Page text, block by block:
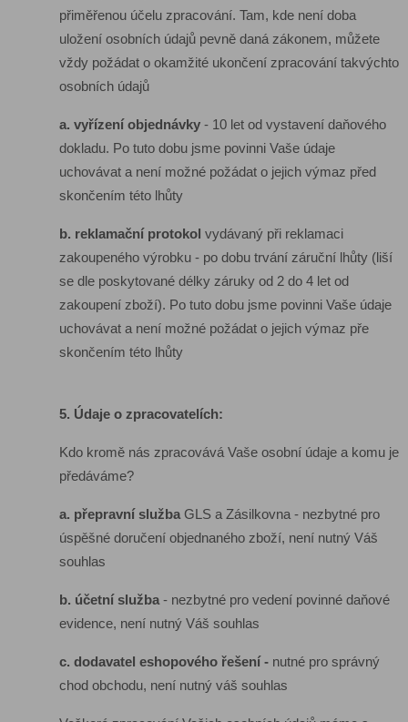
přiměřenou účelu zpracování. Tam, kde není doba
uložení osobních údajů pevně daná zákonem, můžete
vždy požádat o okamžité ukončení zpracování takvýchto
osobních údajů
a. vyřízení objednávky - 10 let od vystavení daňového
dokladu. Po tuto dobu jsme povinni Vaše údaje
uchovávat a není možné požádat o jejich výmaz před
skončením této lhůty
b. reklamační protokol vydávaný při reklamaci
zakoupeného výrobku - po dobu trvání záruční lhůty (liší
se dle poskytované délky záruky od 2 do 4 let od
zakoupení zboží). Po tuto dobu jsme povinni Vaše údaje
uchovávat a není možné požádat o jejich výmaz pře
skončením této lhůty
5. Údaje o zpracovatelích:
Kdo kromě nás zpracovává Vaše osobní údaje a komu je
předáváme?
a. přepravní služba GLS a Zásilkovna - nezbytné pro
úspěšné doručení objednaného zboží, není nutný Váš
souhlas
b. účetní služba - nezbytné pro vedení povinné daňové
evidence, není nutný Váš souhlas
c. dodavatel eshopového řešení - nutné pro správný
chod obchodu, není nutný váš souhlas